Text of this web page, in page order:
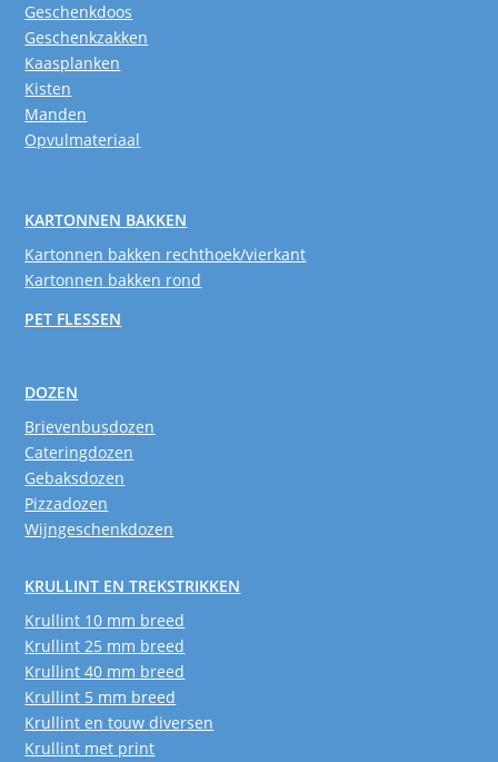
Geschenkdoos
Geschenkzakken
Kaasplanken
Kisten
Manden
Opvulmateriaal
KARTONNEN BAKKEN
Kartonnen bakken rechthoek/vierkant
Kartonnen bakken rond
PET FLESSEN
DOZEN
Brievenbusdozen
Cateringdozen
Gebaksdozen
Pizzadozen
Wijngeschenkdozen
KRULLINT EN TREKSTRIKKEN
Krullint 10 mm breed
Krullint 25 mm breed
Krullint 40 mm breed
Krullint 5 mm breed
Krullint en touw diversen
Krullint met print